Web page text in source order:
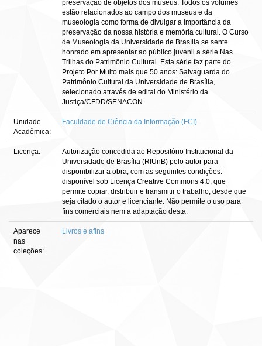
preservação de objetos dos museus. Todos os volumes
estão relacionados ao campo dos museus e da
museologia como forma de divulgar a importância da
preservação da nossa história e memória cultural. O Curso
de Museologia da Universidade de Brasília se sente
honrado em apresentar ao público juvenil a série Nas
Trilhas do Patrimônio Cultural. Esta série faz parte do
Projeto Por Muito mais que 50 anos: Salvaguarda do
Patrimônio Cultural da Universidade de Brasília,
selecionado através de edital do Ministério da
Justiça/CFDD/SENACON.
Unidade
Acadêmica:
Faculdade de Ciência da Informação (FCI)
Licença:
Autorização concedida ao Repositório Institucional da
Universidade de Brasília (RIUnB) pelo autor para
disponibilizar a obra, com as seguintes condições:
disponível sob Licença Creative Commons 4.0, que
permite copiar, distribuir e transmitir o trabalho, desde que
seja citado o autor e licenciante. Não permite o uso para
fins comerciais nem a adaptação desta.
Aparece
nas
coleções:
Livros e afins